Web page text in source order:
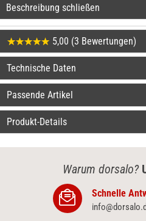
Beschreibung schließen
5,00 (3 Bewertungen)
Technische Daten
Passende Artikel
Produkt-Details
Warum dorsalo?
Schnelle